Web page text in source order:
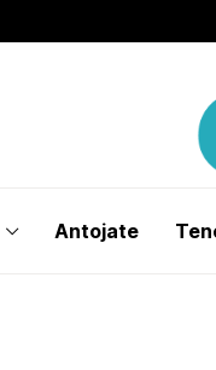
Antojate